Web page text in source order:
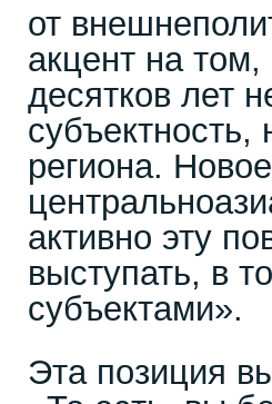
от
акцент на
десятков лет
региона.
активно эту
выступать, в
субъектами».
Эта позиция